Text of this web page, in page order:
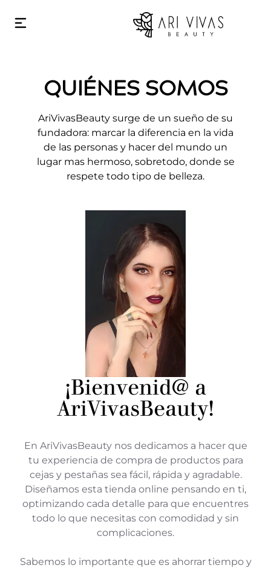
QUIÉNES SOMOS
AriVivasBeauty surge de un sueño de su
fundadora: marcar la diferencia en la vida
de las personas y hacer del mundo un
lugar mas hermoso, sobretodo, donde se
respete todo tipo de belleza.
¡Bienvenid@ a
AriVivasBeauty!
En AriVivasBeauty nos dedicamos a hacer que
tu experiencia de compra de productos para
cejas y pestañas sea fácil, rápida y agradable.
Diseñamos esta tienda online pensando en ti,
optimizando cada detalle para que encuentres
todo lo que necesitas con comodidad y sin
complicaciones.
Sabemos lo importante que es ahorrar tiempo y